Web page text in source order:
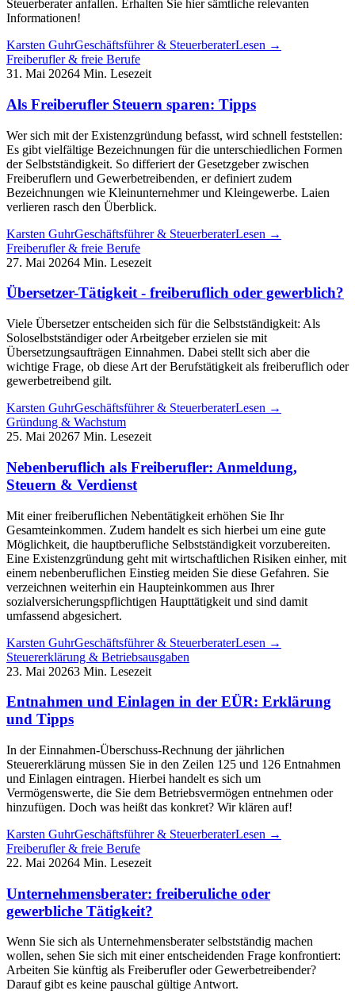
Steuerberater anfallen. Erhalten Sie hier sämtliche relevanten
Informationen!
Karsten GuhrGeschäftsführer & SteuerberaterLesen →
Freiberufler & freie Berufe
31. Mai 20264 Min. Lesezeit
Als Freiberufler Steuern sparen: Tipps
Wer sich mit der Existenzgründung befasst, wird schnell feststellen:
Es gibt vielfältige Bezeichnungen für die unterschiedlichen Formen
der Selbstständigkeit. So differiert der Gesetzgeber zwischen
Freiberuflern und Gewerbetreibenden, er definiert zudem
Bezeichnungen wie Kleinunternehmer und Kleingewerbe. Laien
verlieren rasch den Überblick.
Karsten GuhrGeschäftsführer & SteuerberaterLesen →
Freiberufler & freie Berufe
27. Mai 20264 Min. Lesezeit
Übersetzer-Tätigkeit - freiberuflich oder gewerblich?
Viele Übersetzer entscheiden sich für die Selbstständigkeit: Als
Soloselbstständiger oder Arbeitgeber erzielen sie mit
Übersetzungsaufträgen Einnahmen. Dabei stellt sich aber die
wichtige Frage, ob diese Art der Berufstätigkeit als freiberuflich oder
gewerbetreibend gilt.
Karsten GuhrGeschäftsführer & SteuerberaterLesen →
Gründung & Wachstum
25. Mai 20267 Min. Lesezeit
Nebenberuflich als Freiberufler: Anmeldung,
Steuern & Verdienst
Mit einer freiberuflichen Nebentätigkeit erhöhen Sie Ihr
Gesamteinkommen. Zudem handelt es sich hierbei um eine gute
Möglichkeit, die hauptberufliche Selbstständigkeit vorzubereiten.
Eine Existenzgründung geht mit wirtschaftlichen Risiken einher, mit
einem nebenberuflichen Einstieg meiden Sie diese Gefahren. Sie
verzeichnen weiterhin ein Haupteinkommen aus Ihrer
sozialversicherungspflichtigen Haupttätigkeit und sind damit
umfassend abgesichert.
Karsten GuhrGeschäftsführer & SteuerberaterLesen →
Steuererklärung & Betriebsausgaben
23. Mai 20263 Min. Lesezeit
Entnahmen und Einlagen in der EÜR: Erklärung
und Tipps
In der Einnahmen-Überschuss-Rechnung der jährlichen
Steuererklärung müssen Sie in den Zeilen 125 und 126 Entnahmen
und Einlagen eintragen. Hierbei handelt es sich um
Vermögenswerte, die Sie dem Betriebsvermögen entnehmen oder
hinzufügen. Doch was heißt das konkret? Wir klären auf!
Karsten GuhrGeschäftsführer & SteuerberaterLesen →
Freiberufler & freie Berufe
22. Mai 20264 Min. Lesezeit
Unternehmensberater: freiberuliche oder
gewerbliche Tätigkeit?
Wenn Sie sich als Unternehmensberater selbstständig machen
wollen, sehen Sie sich mit einer entscheidenden Frage konfrontiert:
Arbeiten Sie künftig als Freiberufler oder Gewerbetreibender?
Darauf gibt es keine pauschal gültige Antwort.